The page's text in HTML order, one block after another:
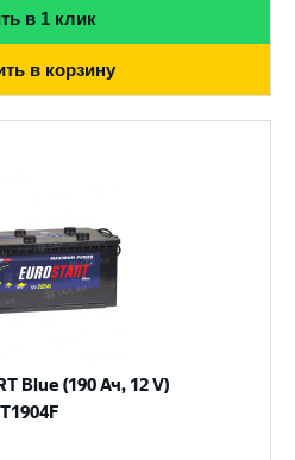
в 1 клик
в корзину
Blue (190 Ач, 12 V)